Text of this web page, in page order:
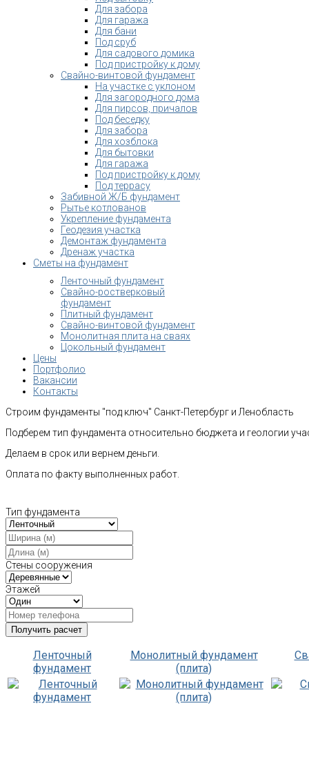
Для забора
Для гаража
Для бани
Под сруб
Для садового домика
Под пристройку к дому
Свайно-винтовой фундамент
На участке с уклоном
Для загородного дома
Для пирсов, причалов
Под беседку
Для забора
Для хозблока
Для бытовки
Для гаража
Под пристройку к дому
Под террасу
Забивной Ж/Б фундамент
Рытье котлованов
Укрепление фундамента
Геодезия участка
Демонтаж фундамента
Дренаж участка
Сметы на фундамент
Ленточный фундамент
Свайно-ростверковый
фундамент
Плитный фундамент
Свайно-винтовой фундамент
Монолитная плита на сваях
Цокольный фундамент
Цены
Портфолио
Вакансии
Контакты
Строим фундаменты "под ключ" Санкт-Петербург и Ленобласть
Подберем тип фундамента относительно бюджета и геологии
Делаем в срок или вернем деньги.
Оплата по факту выполненных работ.
Тип фундамента
Стены сооружения
Этажей
Ленточный
фундамент
Монолитный фундамент
(плита)